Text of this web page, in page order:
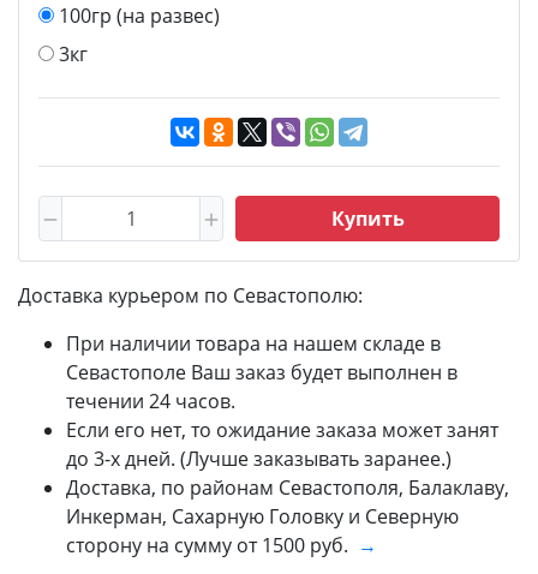
100гр (на развес)
3кг
Купить
Доставка курьером по Севастополю:
При наличии товара на нашем складе в
Севастополе Ваш заказ будет выполнен в
течении 24 часов.
Если его нет, то ожидание заказа может занят
до 3-х дней. (Лучше заказывать заранее.)
Доставка, по районам Севастополя, Балаклаву,
Инкерман, Сахарную Головку и Северную
сторону на сумму от 1500 руб. →